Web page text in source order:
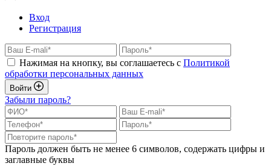
Вход
Регистрация
Нажимая на кнопку, вы соглашаетесь с Политикой
обработки персональных данных
Войти
Забыли пароль?
Пароль должен быть не менее 6 символов, содержать цифры и
заглавные буквы